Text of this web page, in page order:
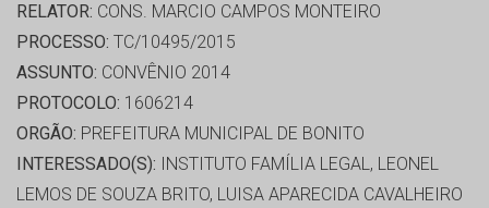
RELATOR: CONS. MARCIO CAMPOS MONTEIRO
PROCESSO: TC/10495/2015
ASSUNTO: CONVÊNIO 2014
PROTOCOLO: 1606214
ORGÃO: PREFEITURA MUNICIPAL DE BONITO
INTERESSADO(S): INSTITUTO FAMÍLIA LEGAL, LEONEL
LEMOS DE SOUZA BRITO, LUISA APARECIDA CAVALHEIRO